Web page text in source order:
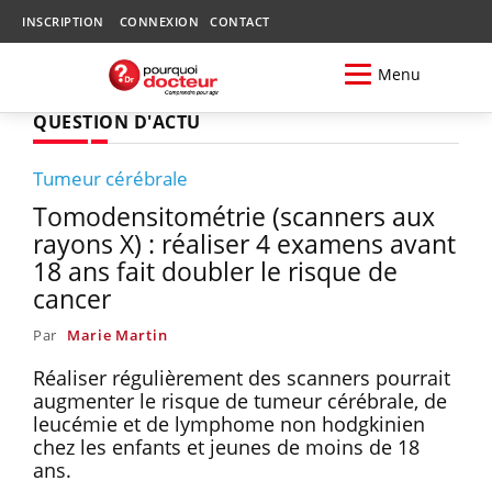
INSCRIPTION CONNEXION CONTACT
Menu
QUESTION D'ACTU
Tumeur cérébrale
Tomodensitométrie (scanners aux
rayons X) : réaliser 4 examens avant
18 ans fait doubler le risque de
cancer
Par Marie Martin
Réaliser régulièrement des scanners pourrait
augmenter le risque de tumeur cérébrale, de
leucémie et de lymphome non hodgkinien
chez les enfants et jeunes de moins de 18
ans.